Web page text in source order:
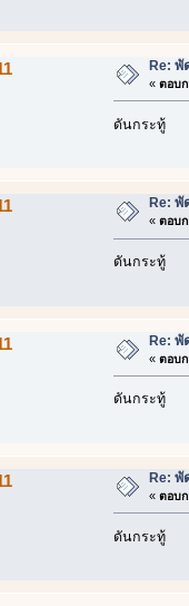
Re: พั
« ตอบก
ดันกระทู้
Re:
« ตอบก
ดันกระทู้
Re: พั
« ตอบก
ดันกระทู้
Re:
« ตอบก
ดันกระทู้